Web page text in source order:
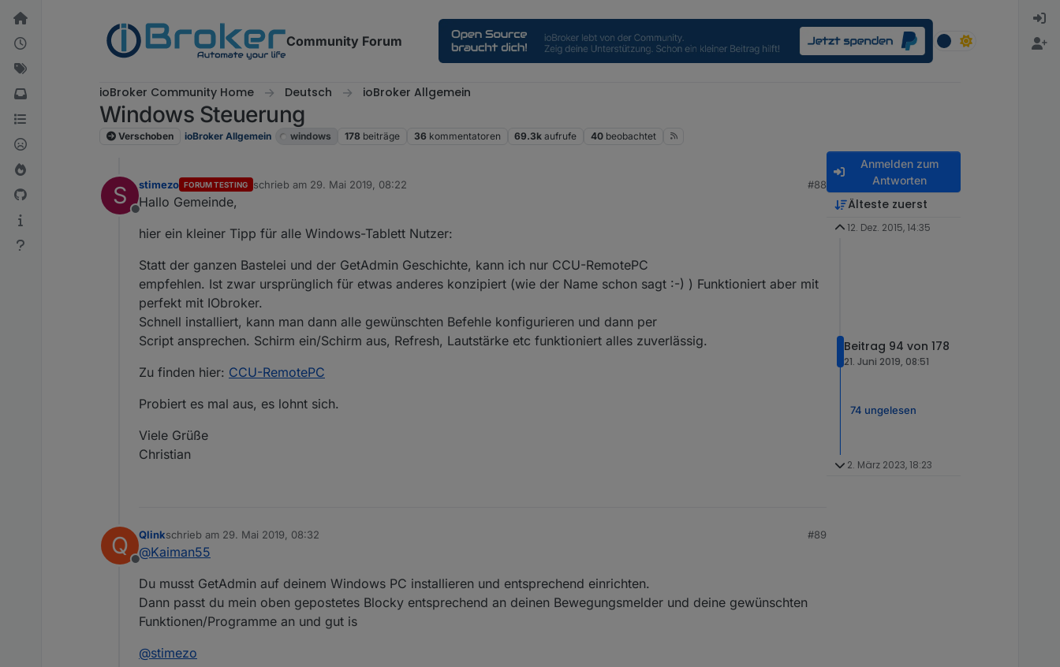
Weiter zum Inhalt
Community Forum
ioBroker Community Home Deutsch ioBroker Allgemein
Windows Steuerung
Verschoben ioBroker Allgemein windows 178 beiträge 36 kommentatoren 69.3k aufrufe 40 beobachtet
S
Offline
stimezo FORUM TESTING schrieb am 29. Mai 2019, 08:22
zuletzt editiert von
#88
Hallo Gemeinde,
hier ein kleiner Tipp für alle Windows-Tablett Nutzer:
Statt der ganzen Bastelei und der GetAdmin Geschichte, kann ich nur CCU-RemotePC
empfehlen. Ist zwar ursprünglich für etwas anderes konzipiert (wie der Name schon sagt :-) ) Funktioniert aber mit
perfekt mit IObroker.
Schnell installiert, kann man dann alle gewünschten Befehle konfigurieren und dann per
Script ansprechen. Schirm ein/Schirm aus, Refresh, Lautstärke etc funktioniert alles zuverlässig.
Zu finden hier: CCU-RemotePC
Probiert es mal aus, es lohnt sich.
Viele Grüße
Christian
Q
Offline
Qlinkschrieb am 29. Mai 2019, 08:32
zuletzt editiert von
#89
@Kaiman55
Du musst GetAdmin auf deinem Windows PC installieren und entsprechend einrichten.
Dann passt du mein oben gepostetes Blocky entsprechend an deinen Bewegungsmelder und deine gewünschten
Funktionen/Programme an und gut is
@stimezo
Anmelden zum
Antworten
Älteste zuerst
12. Dez. 2015, 14:35
Beitrag 94 von 178
21. Juni 2019, 08:51
74 ungelesen
2. März 2023, 18:23